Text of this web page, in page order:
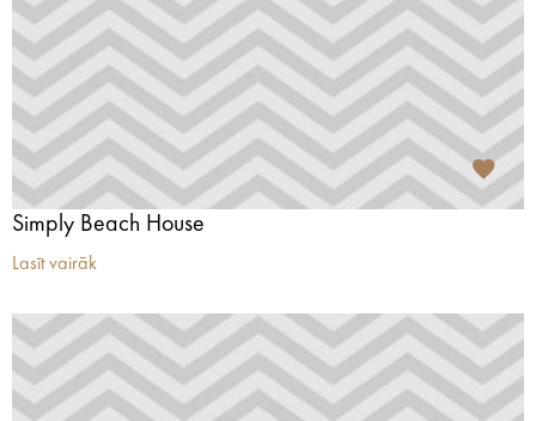
Simply Beach House
Lasīt vairāk